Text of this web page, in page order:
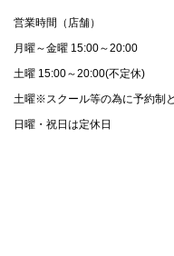
営業時間（店舗）
月曜～金曜 15:00～20:00
土曜 15:00～20:00(不定休)
土曜※スクール等の為に予約制
日曜・祝日は定休日